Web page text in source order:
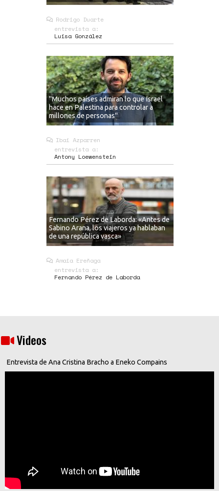
Rodrigo Duarte
entrevista a:
Luisa González
"Muchos países admiran lo que Israel
hace en Palestina para controlar a
millones de personas"
Ibai Azparren
entrevista a:
Antony Loewenstein
Fernando Pérez de Laborda: «Antes de
Sabino Arana, los viajeros ya hablaban
de una república vasca»
Amaia Ereñaga
entrevista a:
Fernando Pérez de Laborda
Videos
Entrevista de Ana Cristina Bracho a Eneko Compains